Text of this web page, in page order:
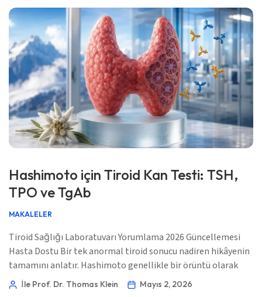
Hashimoto için Tiroid Kan Testi: TSH,
TPO ve TgAb
MAKALELER
Tiroid Sağlığı Laboratuvarı Yorumlama 2026 Güncellemesi
Hasta Dostu Bir tek anormal tiroid sonucu nadiren hikâyenin
tamamını anlatır. Hashimoto genellikle bir örüntü olarak
değerlendirilir: TSH, serbest T4, tiroid antikorları, belirtiler,
İle Prof. Dr. Thomas Klein
Mayıs 2, 2026